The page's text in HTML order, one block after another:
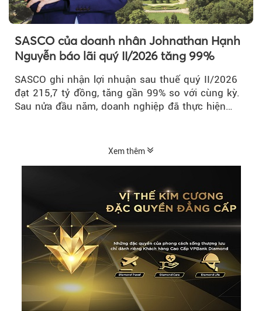
SASCO của doanh nhân Johnathan Hạnh
Nguyễn báo lãi quý II/2026 tăng 99%
SASCO ghi nhận lợi nhuận sau thuế quý II/2026
đạt 215,7 tỷ đồng, tăng gần 99% so với cùng kỳ.
Sau nửa đầu năm, doanh nghiệp đã thực hiện
Xem thêm